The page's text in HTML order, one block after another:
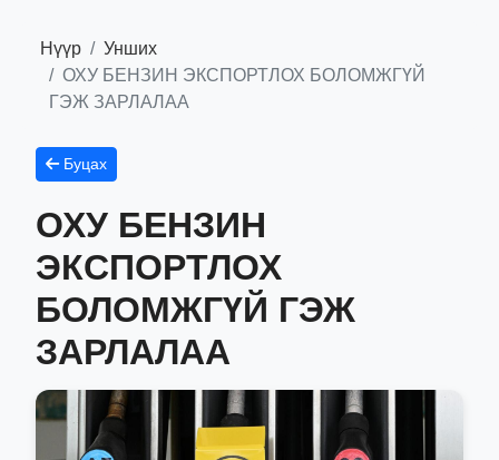
Нүүр
Унших
ОХУ БЕНЗИН ЭКСПОРТЛОХ БОЛОМЖГҮЙ
ГЭЖ ЗАРЛАЛАА
Буцах
ОХУ БЕНЗИН
ЭКСПОРТЛОХ
БОЛОМЖГҮЙ ГЭЖ
ЗАРЛАЛАА